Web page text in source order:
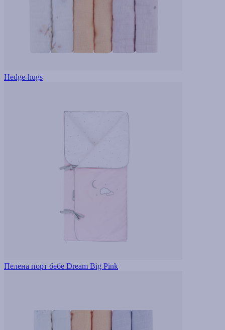
Hedge-hugs
Пелена порт бебе Dream Big Pink